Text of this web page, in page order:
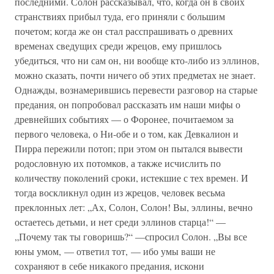
странствиях прибыл туда, его приняли с большим
почетом; когда же он стал расспрашивать о древних
временах сведущих среди жрецов, ему пришлось
убедиться, что ни сам он, ни вообще кто-либо из эллинов,
можно сказать, почти ничего об этих предметах не знает.
Однажды, вознамерившись перевести разговор на старые
предания, он попробовал рассказать им наши мифы о
древнейших событиях — о Форонее, почитаемом за
первого человека, о Ни-обе и о том, как Девкалион и
Пирра пережили потоп; при этом он пытался вывести
родословную их потомков, а также исчислить по
количеству поколений сроки, истекшие с тех времен. И
тогда воскликнул один из жрецов, человек весьма
преклонных лет: „Ах, Солон, Солон! Вы, эллины, вечно
остаетесь детьми, и нет среди эллинов старца!“ —
„Почему так ты говоришь?“ —спросил Солон. „Вы все
юны умом, — ответил тот, — ибо умы ваши не
сохраняют в себе никакого предания, искони